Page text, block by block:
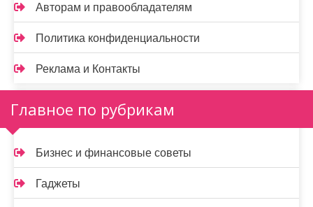
Авторам и правообладателям
Политика конфиденциальности
Реклама и Контакты
Главное по рубрикам
Бизнес и финансовые советы
Гаджеты